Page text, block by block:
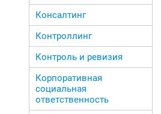
Консалтинг
Контроллинг
Контроль и ревизия
Корпоративная
социальная
ответственность